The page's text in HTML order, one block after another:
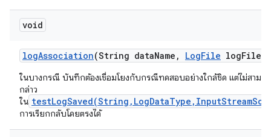
void
logAssociation(String dataName , LogFile logFile)
ในบางกรณี บันทึกต้องเชื่อมโยงกับกรณีทดสอบอย่างใกล้ชิด แต่ไม่สามาร
กล่าว
ใน
การเรียกกลับโดยตรงได้